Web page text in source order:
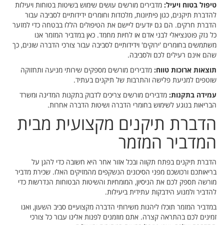
טיפול בטוח ויעיל: מדבירים מורשים עושים שימוש בשיטות בטוחות ויעילות
להדברת תיקנים, כגון פיתיונות, מלכודות וחומרים ידידותיים לסביבה עבור
הדברת חרקים. הם גם יודעים ליישם את הטיפולים הללו בבטחה כדי למזער
כל נזק פוטנציאלי לבני אדם או לחיות מחמד. כאן במדביר המזמר אנו
משתמשים בחומרים 'ירוקים' וידידותיים לסביבה עבור צורכי הדברה שונים, כך
שהם אינם רעילים לכם ולסביבה.
תוצאות ארוכות טווח: מדבירים מורשים מספקים שירותי מניעה ותחזוקה
שוטפים למניעת פלישה והתרבות של תיקנים בעתיד.
עמידה בתקנות: מדבירים מורשים צריכים לדבוק בתקנות המדינה ומשרד
הבריאות בנוגע לשימוש בחומרי הדברה ושיטות הדברה אחרות.
הדברת תיקנים מקצועית מבית
המדביר המזמר
הדברת תיקנים בפתח תקווה ובכל אזור אחר היא חשובה כדי להגן על
בריאותכם ורכושכם מפני הסיכונים הנשקפים מהמזיקים האלו. שכירת מדביר
מורשה תספק לכם את הניסיון, המומחיות והשיטות הבטוחות הנדרשות כדי
להדביר ולמנוע הידבקות עתידית ביעילות.
במדביר המזמר תוכלו ליהנות משירותי הדברה מקצועיים סביב השעון, ואנו
זמינים לכם בהתראה קצרה. אתם מוזמנים לפנות אלינו עבור כל צורכי